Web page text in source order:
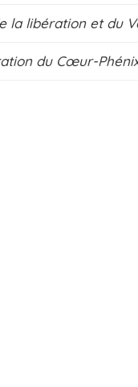
la libération et du
du Cœur-